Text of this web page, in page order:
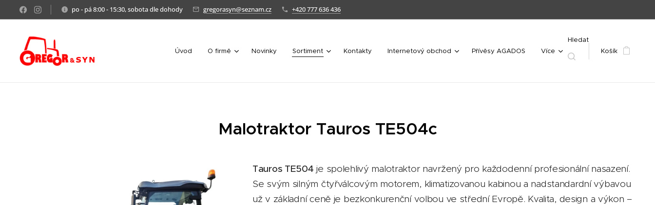
po - pá 8:00 - 15:30, sobota dle dohody gregorasyn@seznam.cz +420 777 636 436
Úvod O firmě Novinky Sortiment Kontakty Internetový obchod Přívěsy AGADOS Více
Hledat
Košík
Malotraktor Tauros TE504c
Tauros TE504 je spolehlivý malotraktor navržený pro každodenní profesionální nasazení.
Se svým silným čtyřválcovým motorem, klimatizovanou kabinou a nadstandardní výbavou
už v základní ceně je bezkonkurenční volbou ve střední Evropě. Kvalita, design a výkon –